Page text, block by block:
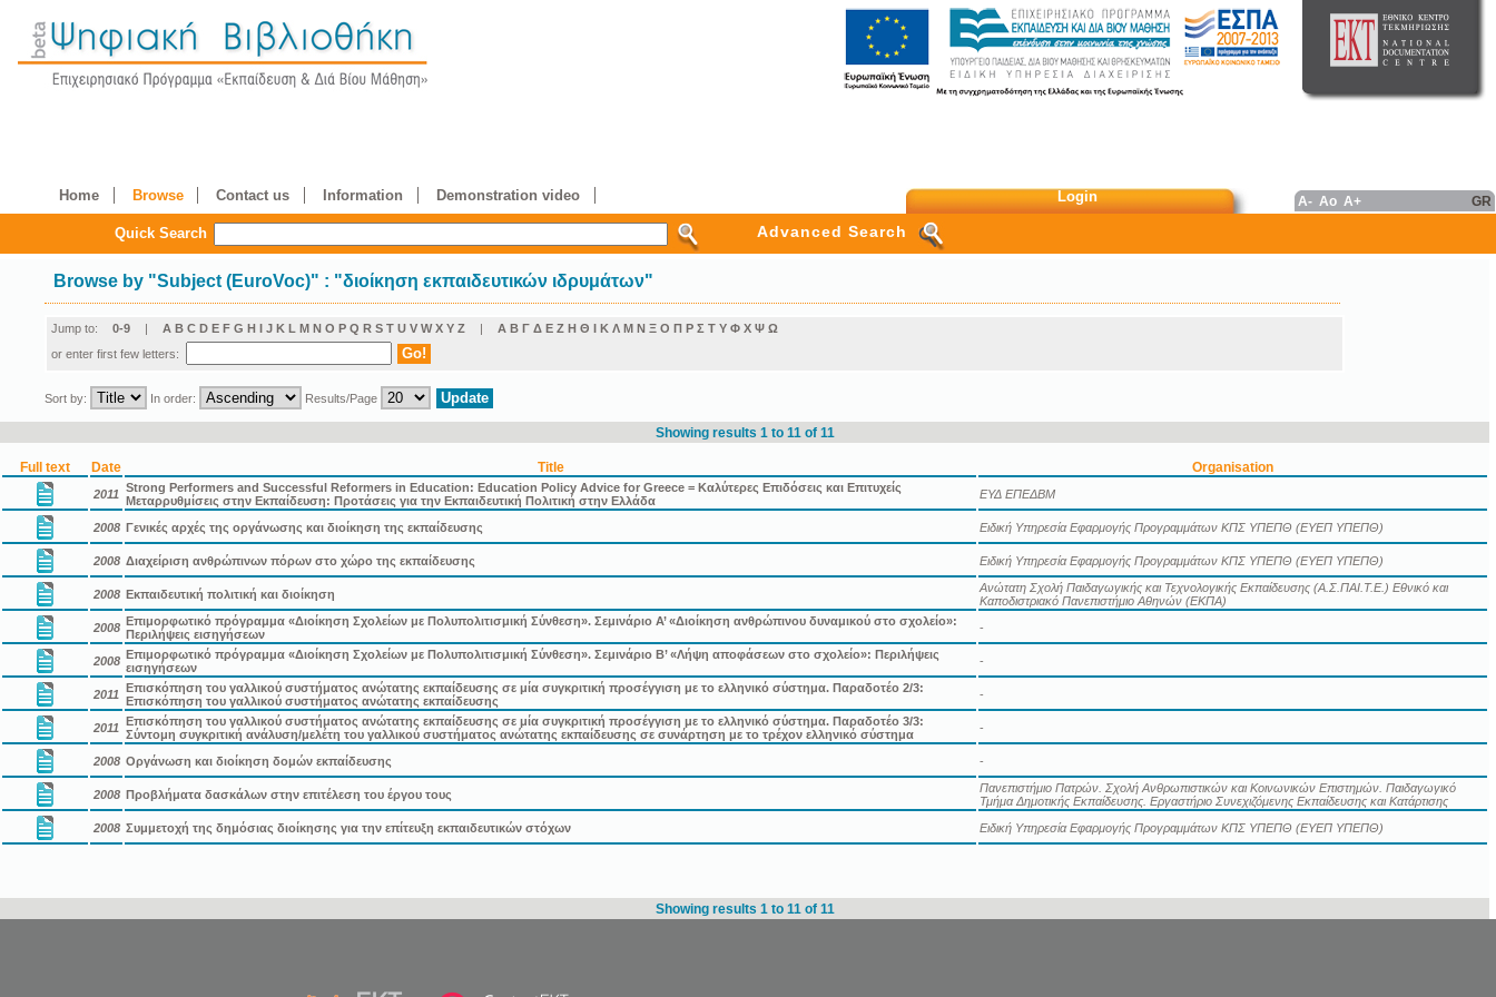
Home Browse Contact us Information Demonstration video Login A- Ao A+ GR
Quick Search Advanced Search
Browse by "Subject (EuroVoc)" : "διοίκηση εκπαιδευτικών ιδρυμάτων"
Jump to: 0-9 | A B C D E F G H I J K L M N O P Q R S T U V W X Y Z | Α Β Γ Δ Ε Ζ Η Θ Ι Κ Λ Μ Ν Ξ Ο Π Ρ Σ Τ Υ Φ Χ Ψ Ω
or enter first few letters:
Sort by: In order: Results/Page
Showing results 1 to 11 of 11
Full text Date Title Organisation
2011 Strong Performers and Successful Reformers in Education: Education Policy Advice for Greece = Καλύτερες Επιδόσεις και Επιτυχείς
Μεταρρυθμίσεις στην Εκπαίδευση: Προτάσεις για την Εκπαιδευτική Πολιτική στην Ελλάδα
ΕΥΔ ΕΠΕΔΒΜ
2008 Γενικές αρχές της οργάνωσης και διοίκηση της εκπαίδευσης Ειδική Υπηρεσία Εφαρμογής Προγραμμάτων ΚΠΣ ΥΠΕΠΘ (ΕΥΕΠ ΥΠΕΠΘ)
2008 Διαχείριση ανθρώπινων πόρων στο χώρο της εκπαίδευσης Ειδική Υπηρεσία Εφαρμογής Προγραμμάτων ΚΠΣ ΥΠΕΠΘ (ΕΥΕΠ ΥΠΕΠΘ)
2008 Εκπαιδευτική πολιτική και διοίκηση
Ανώτατη Σχολή Παιδαγωγικής και Τεχνολογικής Εκπαίδευσης (Α.Σ.ΠΑΙ.Τ.Ε.) Εθνικό και
Καποδιστριακό Πανεπιστήμιο Αθηνών (ΕΚΠΑ)
2008 Επιμορφωτικό πρόγραμμα «Διοίκηση Σχολείων με Πολυπολιτισμική Σύνθεση». Σεμινάριο Α’ «Διοίκηση ανθρώπινου δυναμικού στο σχολείο»:
Περιλήψεις εισηγήσεων
-
2008 Επιμορφωτικό πρόγραμμα «Διοίκηση Σχολείων με Πολυπολιτισμική Σύνθεση». Σεμινάριο Β’ «Λήψη αποφάσεων στο σχολείο»: Περιλήψεις
εισηγήσεων
-
2011 Επισκόπηση του γαλλικού συστήματος ανώτατης εκπαίδευσης σε μία συγκριτική προσέγγιση με το ελληνικό σύστημα. Παραδοτέο 2/3:
Επισκόπηση του γαλλικού συστήματος ανώτατης εκπαίδευσης
-
2011 Επισκόπηση του γαλλικού συστήματος ανώτατης εκπαίδευσης σε μία συγκριτική προσέγγιση με το ελληνικό σύστημα. Παραδοτέο 3/3:
Σύντομη συγκριτική ανάλυση/μελέτη του γαλλικού συστήματος ανώτατης εκπαίδευσης σε συνάρτηση με το τρέχον ελληνικό σύστημα
-
2008 Οργάνωση και διοίκηση δομών εκπαίδευσης -
2008 Προβλήματα δασκάλων στην επιτέλεση του έργου τους
Πανεπιστήμιο Πατρών. Σχολή Ανθρωπιστικών και Κοινωνικών Επιστημών. Παιδαγωγικό
Τμήμα Δημοτικής Εκπαίδευσης. Εργαστήριο Συνεχιζόμενης Εκπαίδευσης και Κατάρτισης
2008 Συμμετοχή της δημόσιας διοίκησης για την επίτευξη εκπαιδευτικών στόχων Ειδική Υπηρεσία Εφαρμογής Προγραμμάτων ΚΠΣ ΥΠΕΠΘ (ΕΥΕΠ ΥΠΕΠΘ)
Showing results 1 to 11 of 11